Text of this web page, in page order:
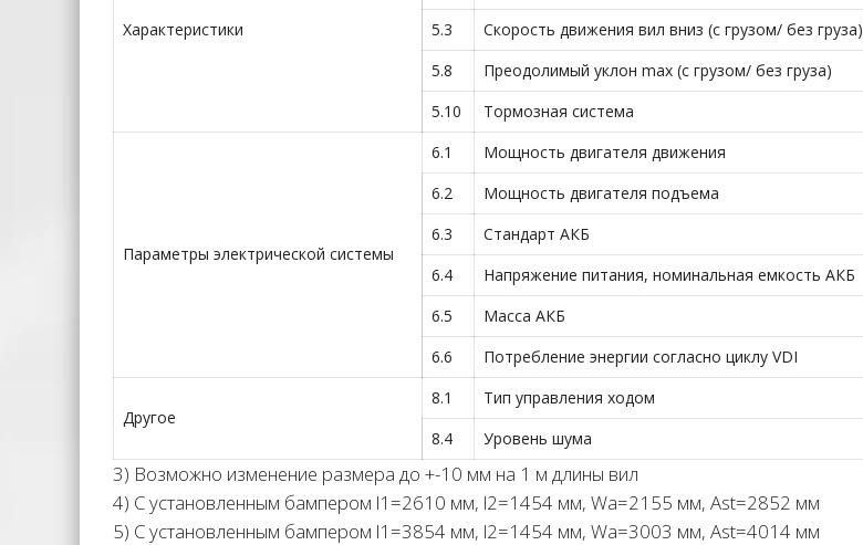
Характеристики
5.3
Скорость движения вил вниз (с грузом/ без груза)
5.8
Преодолимый уклон max (с грузом/ без груза)
5.10
Тормозная система
Параметры электрической системы
6.1 Мощность двигателя движения
6.2
Мощность двигателя подъема
6.3
Стандарт АКБ
6.4
Напряжение питания, номинальная емкость АКБ
6.5
Масса АКБ
6.6
Потребление энергии согласно циклу VDI
Другое
8.1 Тип управления ходом
8.4
Уровень шума
3) Возможно изменение размера до +-10 мм на 1 м длины вил
4) С установленным бампером l1=2610 мм, l2=1454 мм, Wa=2155 мм, Ast=2852 мм
5) С установленным бампером l1=3854 мм, l2=1454 мм, Wa=3003 мм, Ast=4014 мм